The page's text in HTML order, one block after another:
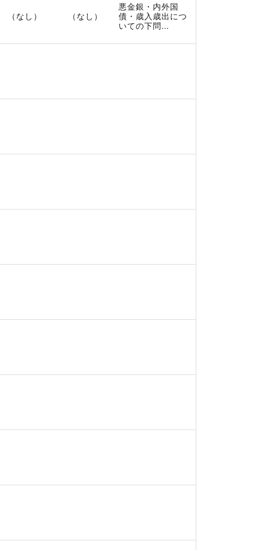
（なし） （なし）
悪金銀・内外国
債・歳入歳出につ
いての下問...